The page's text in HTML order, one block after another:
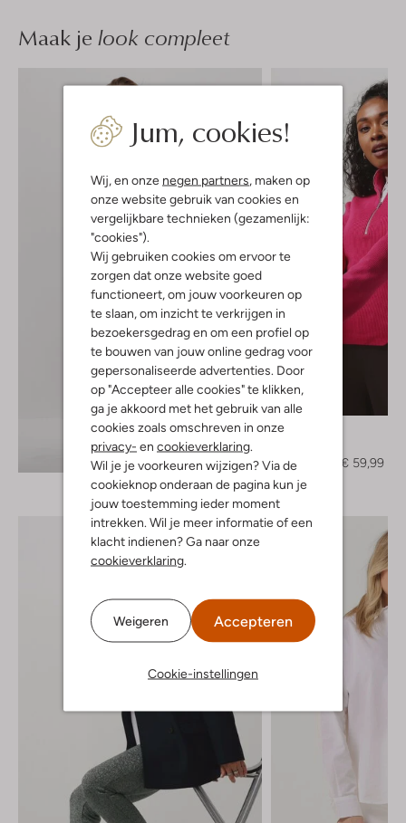
Jum, cookies!
Wij, en onze negen partners, maken op
onze website gebruik van cookies en
vergelijkbare technieken (gezamenlijk:
"cookies").
Wij gebruiken cookies om ervoor te
zorgen dat onze website goed
functioneert, om jouw voorkeuren op
te slaan, om inzicht te verkrijgen in
bezoekersgedrag en om een profiel op
te bouwen van jouw online gedrag voor
gepersonaliseerde advertenties. Door
op "Accepteer alle cookies" te klikken,
ga je akkoord met het gebruik van alle
cookies zoals omschreven in onze
privacy- en cookieverklaring.
Wil je je voorkeuren wijzigen? Via de
cookieknop onderaan de pagina kun je
jouw toestemming ieder moment
intrekken. Wil je meer informatie of een
klacht indienen? Ga naar onze
cookieverklaring.
Weigeren Accepteren
Cookie-instellingen
Maak je look compleet
Ontdek de look
-50%
€ 119,95
€ 59,99